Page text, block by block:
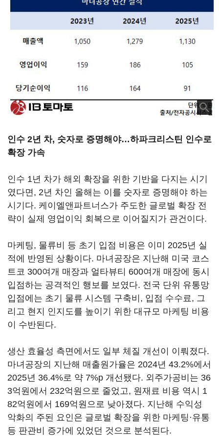
인수 2년 차, 숫자로 증명해야…하파크리스틴 인수로
확장 가속
인수 1년 차가 해외 확장을 위한 기반을 다지는 시기
였다면, 2년 차인 올해는 이를 숫자로 증명해야 하는
시기다. 케이엘앤파트너스가 주도한 글로벌 확장 전
략이 실제 영업이익 회복으로 이어질지가 관건이다.
마케팅, 물류비 등 초기 입점 비용은 이미 2025년 실
적에 반영된 상황이다. 마녀공장은 지난해 미국 코스
트코 300여개 매장과 얼타뷰티 600여개 매장에 동시
입점하는 공격적인 행보를 보였다. 전국 단위 유통망
입점에는 초기 물류 시스템 구축비, 입점 수수료, 그
리고 현지 인지도를 높이기 위한 대규모 마케팅 비용
이 수반된다.
생산 효율성 측면에서도 일부 체질 개선이 이뤄졌다.
마녀공장의 지난해 매출원가율은 2024년 43.2%에서
2025년 36.4%로 약 7%p 개선됐다. 외주가공비는 36
3억원에서 232억원으로 줄었고, 원재료 비용 역시 1
82억원에서 169억원으로 낮아졌다. 지난해 수익성
악화의 주된 요인은 글로벌 확장을 위한 마케팅·유통
등 판관비 증가에 있었던 것으로 분석된다.